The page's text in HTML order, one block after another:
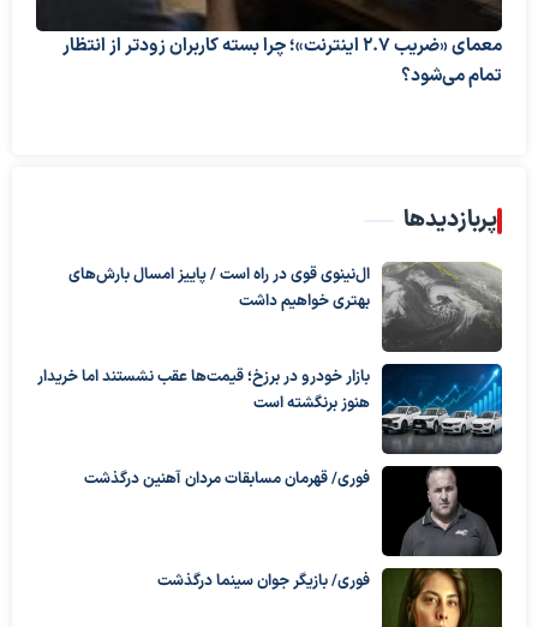
معمای «ضریب ۲.۷ اینترنت»؛ چرا بسته کاربران زودتر از انتظار
تمام می‌شود؟
پربازدیدها
ال‌نینوی قوی در راه است / پاییز امسال بارش‌های
بهتری خواهیم داشت
بازار خودرو در برزخ؛ قیمت‌ها عقب نشستند اما خریدار
هنوز برنگشته است
فوری/ قهرمان مسابقات مردان آهنین درگذشت
فوری/ بازیگر جوان سینما درگذشت